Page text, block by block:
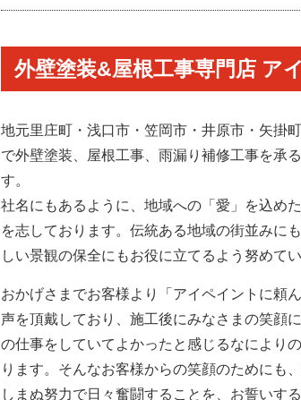
外壁塗装&屋根工事専門店 ア
地元里庄町・浅口市・笠岡市・井原市・矢掛
で外壁塗装、屋根工事、雨漏り補修工事を承
す。
社名にもあるように、地域への「愛」を込め
を志しております。伝統ある地域の街並みに
しい景観の保全にもお役に立てるよう努めてい
おかげさまでお客様より「アイペイントに頼
声を頂戴しており、施工後にみなさまの笑顔
の仕事をしていてよかったと感じるなにより
ります。そんなお客様からの笑顔のためにも
しまぬ努力で日々奮闘することを、お誓いする